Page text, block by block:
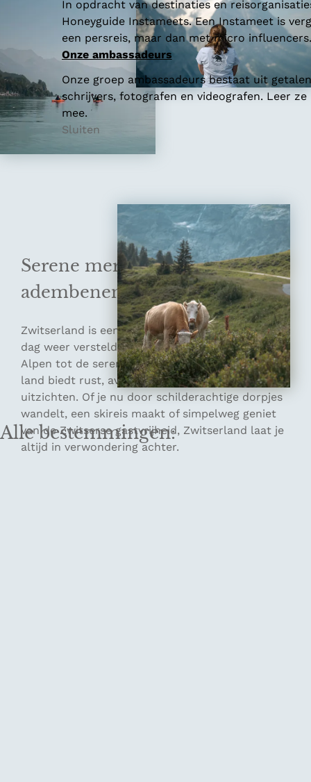
In opdracht van destinaties en
Honeyguide Instameets. Een Instameet is
een persreis, maar dan met micro influencers.
Onze ambassadeurs
Onze groep ambassadeurs bestaat uit
schrijvers, fotografen en videografen. Leer ze
mee.
Sluiten
Serene meren en
adembenemende uitzichten
Zwitserland is een land waar de natuur je elke
dag weer versteld doet staan. Van de imposante
Alpen tot de serene meren, elke hoek van dit
land biedt rust, avontuur en adembenemende
uitzichten. Of je nu door schilderachtige dorpjes
wandelt, een skireis maakt of simpelweg geniet
van de Zwitserse gastvrijheid, Zwitserland laat je
altijd in verwondering achter.
Alle bestemmingen: